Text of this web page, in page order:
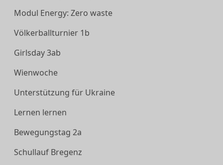
Modul Energy: Zero waste
Völkerballturnier 1b
Girlsday 3ab
Wienwoche
Unterstützung für Ukraine
Lernen lernen
Bewegungstag 2a
Schullauf Bregenz